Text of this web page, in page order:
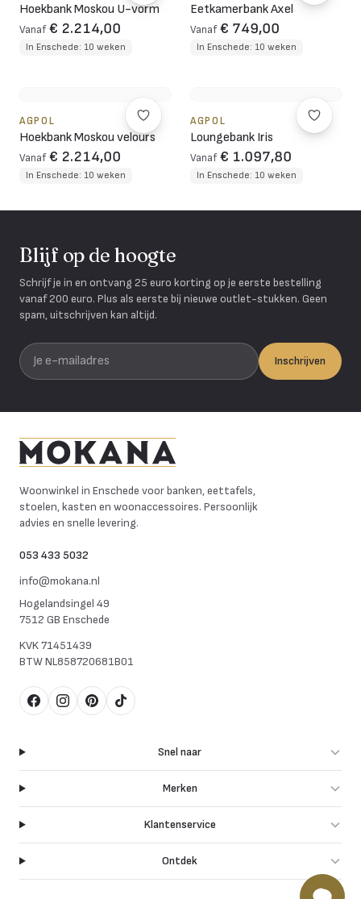
Hoekbank Moskou U-vorm
Vanaf € 2.214,00
In Enschede: 10 weken
Eetkamerbank Axel
Vanaf € 749,00
In Enschede: 10 weken
AGPOL
Hoekbank Moskou velours
Vanaf € 2.214,00
In Enschede: 10 weken
AGPOL
Loungebank Iris
Vanaf € 1.097,80
In Enschede: 10 weken
Blijf op de hoogte
Schrijf je in en ontvang 25 euro korting op je eerste bestelling
vanaf 200 euro. Plus als eerste bij nieuwe outlet-stukken. Geen
spam, uitschrijven kan altijd.
Je e-mailadres
Inschrijven
Woonwinkel in Enschede voor banken, eettafels,
stoelen, kasten en woonaccessoires. Persoonlijk
advies en snelle levering.
053 433 5032
info@mokana.nl
Hogelandsingel 49
7512 GB Enschede
KVK71451439
BTWNL858720681B01
FacebookInstagram
Pinterest
TikTok
Snel naar
Merken
Klantenservice
Ontdek